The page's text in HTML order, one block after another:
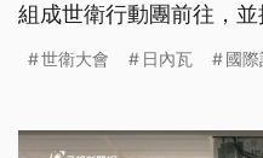
組成世衛行動團前往，
團體認為，與其加入美
重要。
世衛大會 日內瓦 國